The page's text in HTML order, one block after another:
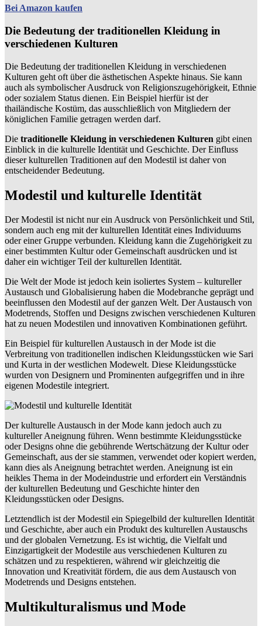
Bei Amazon kaufen
Die Bedeutung der traditionellen Kleidung in
verschiedenen Kulturen
Die Bedeutung der traditionellen Kleidung in verschiedenen
Kulturen geht oft über die ästhetischen Aspekte hinaus. Sie kann
auch als symbolischer Ausdruck von Religionszugehörigkeit, Ethnie
oder sozialem Status dienen. Ein Beispiel hierfür ist der
thailändische Kostüm, das ausschließlich von Mitgliedern der
königlichen Familie getragen werden darf.
Die traditionelle Kleidung in verschiedenen Kulturen gibt einen
Einblick in die kulturelle Identität und Geschichte. Der Einfluss
dieser kulturellen Traditionen auf den Modestil ist daher von
entscheidender Bedeutung.
Modestil und kulturelle Identität
Der Modestil ist nicht nur ein Ausdruck von Persönlichkeit und Stil,
sondern auch eng mit der kulturellen Identität eines Individuums
oder einer Gruppe verbunden. Kleidung kann die Zugehörigkeit zu
einer bestimmten Kultur oder Gemeinschaft ausdrücken und ist
daher ein wichtiger Teil der kulturellen Identität.
Die Welt der Mode ist jedoch kein isoliertes System – kultureller
Austausch und Globalisierung haben die Modebranche geprägt und
beeinflussen den Modestil auf der ganzen Welt. Der Austausch von
Modetrends, Stoffen und Designs zwischen verschiedenen Kulturen
hat zu neuen Modestilen und innovativen Kombinationen geführt.
Ein Beispiel für kulturellen Austausch in der Mode ist die
Verbreitung von traditionellen indischen Kleidungsstücken wie Sari
und Kurta in der westlichen Modewelt. Diese Kleidungsstücke
wurden von Designern und Prominenten aufgegriffen und in ihre
eigenen Modestile integriert.
Der kulturelle Austausch in der Mode kann jedoch auch zu
kultureller Aneignung führen. Wenn bestimmte Kleidungsstücke
oder Designs ohne die gebührende Wertschätzung der Kultur oder
Gemeinschaft, aus der sie stammen, verwendet oder kopiert werden,
kann dies als Aneignung betrachtet werden. Aneignung ist ein
heikles Thema in der Modeindustrie und erfordert ein Verständnis
der kulturellen Bedeutung und Geschichte hinter den
Kleidungsstücken oder Designs.
Letztendlich ist der Modestil ein Spiegelbild der kulturellen Identität
und Geschichte, aber auch ein Produkt des kulturellen Austauschs
und der globalen Vernetzung. Es ist wichtig, die Vielfalt und
Einzigartigkeit der Modestile aus verschiedenen Kulturen zu
schätzen und zu respektieren, während wir gleichzeitig die
Innovation und Kreativität fördern, die aus dem Austausch von
Modetrends und Designs entstehen.
Multikulturalismus und Mode